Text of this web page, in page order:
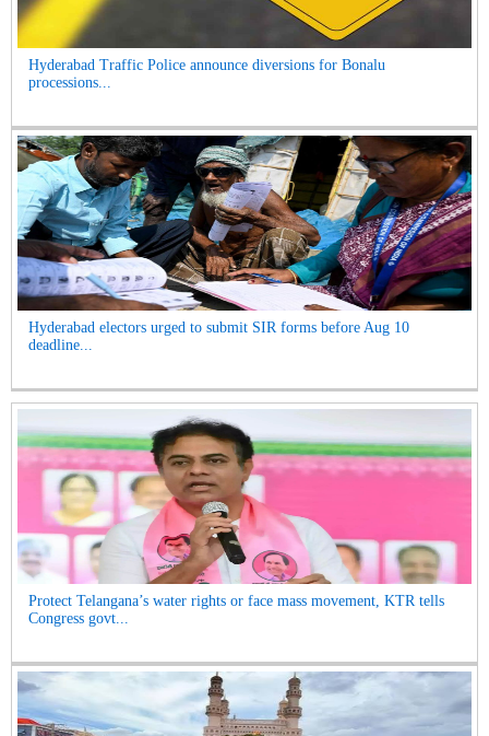
Hyderabad Traffic Police announce diversions for Bonalu
processions...
Hyderabad electors urged to submit SIR forms before Aug 10
deadline...
Protect Telangana’s water rights or face mass movement, KTR tells
Congress govt...